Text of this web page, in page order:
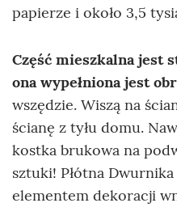
papierze i około 3,5
Część mieszkalna jest
ona wypełniona jest
wszędzie. Wiszą na
ścianę z tyłu domu.
kostka brukowa na
sztuki! Płótna Dwurnika
elementem dekoracji